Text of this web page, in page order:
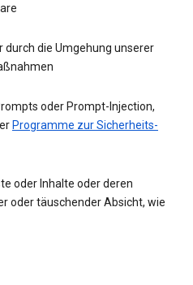
durch die Umgehung unserer
oder Prompt-Injection,
Programme zur Sicherheits-
oder Inhalte oder deren
oder täuschender Absicht, wie